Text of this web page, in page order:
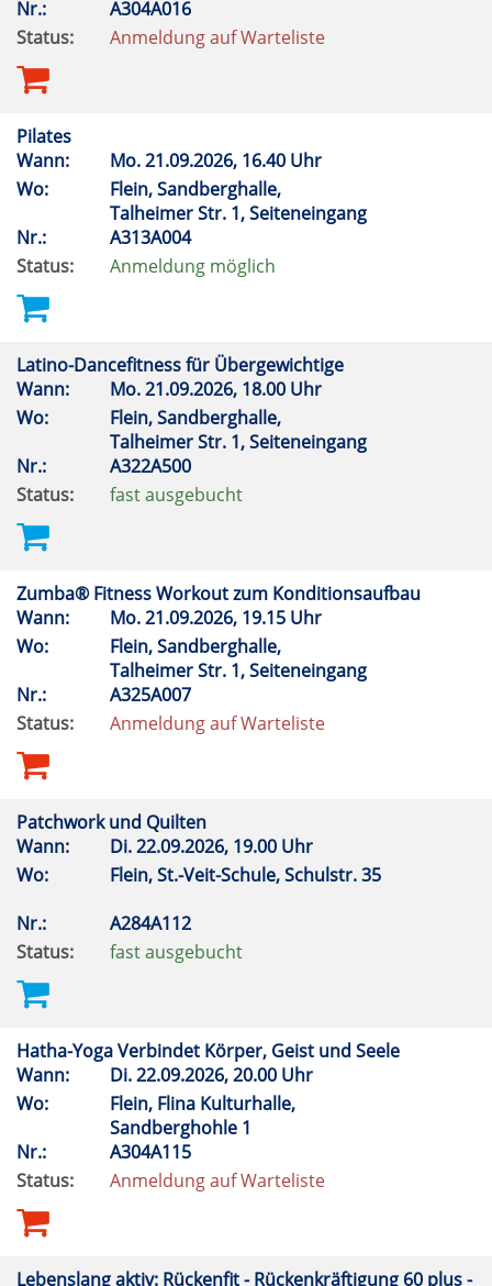
Nr.:
A304A016
Status:
Anmeldung auf Warteliste
Pilates
Wann:
Mo.21.09.2026, 16.40 Uhr
Wo:
Flein, Sandberghalle,
Talheimer Str. 1, Seiteneingang
Nr.:
A313A004
Status:
Anmeldung möglich
Latino-Dancefitness für Übergewichtige
Wann:
Mo.21.09.2026, 18.00 Uhr
Wo:
Flein, Sandberghalle,
Talheimer Str. 1, Seiteneingang
Nr.:
A322A500
Status:
fast ausgebucht
Zumba® Fitness Workout zum Konditionsaufbau
Wann:
Mo.21.09.2026, 19.15 Uhr
Wo:
Flein, Sandberghalle,
Talheimer Str. 1, Seiteneingang
Nr.:
A325A007
Status:
Anmeldung auf Warteliste
Patchwork und Quilten
Wann:
Di.22.09.2026, 19.00 Uhr
Wo:
Flein, St.-Veit-Schule, Schulstr. 35
Nr.:
A284A112
Status:
fast ausgebucht
Hatha-Yoga Verbindet Körper, Geist und Seele
Wann:
Di.22.09.2026, 20.00 Uhr
Wo:
Flein, Flina Kulturhalle,
Sandberghohle 1
Nr.:
A304A115
Status:
Anmeldung auf Warteliste
Lebenslang aktiv: Rückenfit - Rückenkräftigung 60 plus -